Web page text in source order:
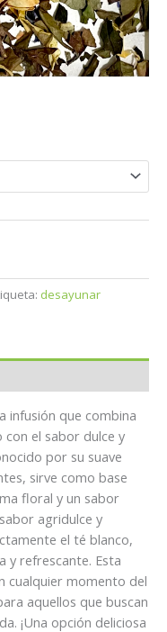
desayunar
infusión que combina
con el sabor dulce y
por su suave
sirve como base
floral y un sabor
agridulce y
el té blanco,
y refrescante. Esta
cualquier momento del
aquellos que buscan
¡Una opción deliciosa